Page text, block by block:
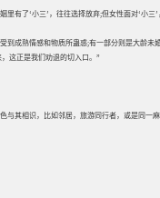
有了‘小三’，往往选择放弃;但女性面对‘小
到成熟情感和物质所蛊惑;有一部分则是大龄
这正是我们劝退的切入口。”
其相识，比如邻居，旅游同行者，或是同一